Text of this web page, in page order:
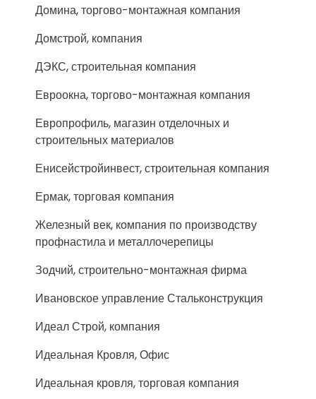
Домина, торгово-монтажная компания
Домстрой, компания
ДЭКС, строительная компания
Евроокна, торгово-монтажная компания
Европрофиль, магазин отделочных и
строительных материалов
Енисейстройинвест, строительная компания
Ермак, торговая компания
Железный век, компания по производству
профнастила и металлочерепицы
Зодчий, строительно-монтажная фирма
Ивановское управление Стальконструкция
Идеал Строй, компания
Идеальная Кровля, Офис
Идеальная кровля, торговая компания